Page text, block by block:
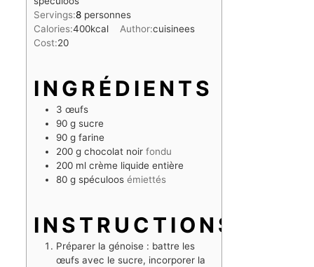
Servings:8 personnes
Calories:400kcal Author:cuisinees
Cost:20
INGRÉDIENTS
3 œufs
90 g sucre
90 g farine
200 g chocolat noir fondu
200 ml crème liquide entière
80 g spéculoos émiettés
INSTRUCTIONS
Préparer la génoise : battre les
œufs avec le sucre, incorporer la